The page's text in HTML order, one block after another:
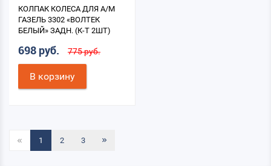
КОЛПАК КОЛЕСА ДЛЯ А/М
ГАЗЕЛЬ 3302 «ВОЛТЕК
БЕЛЫЙ» ЗАДН. (К-Т 2ШТ)
698 руб. 775 руб.
В корзину
1 2 3